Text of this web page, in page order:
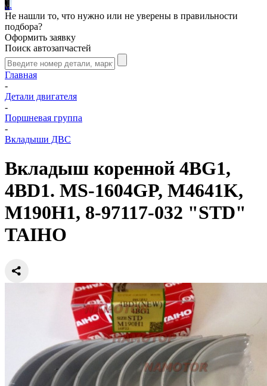
...
Не нашли то, что нужно или не уверены в правильности
подбора?
Оформить заявку
Поиск автозапчастей
Главная
-
Детали двигателя
-
Поршневая группа
-
Вкладыши ДВС
Вкладыш коренной 4BG1,
4BD1. MS-1604GP, M4641K,
M190H1, 8-97117-032 "STD"
TAIHO